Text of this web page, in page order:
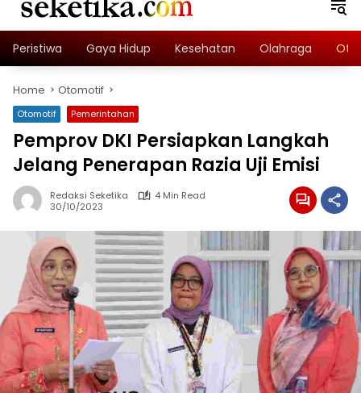
Peristiwa Gaya Hidup Kesehatan Olahraga
Home Otomotif
Otomotif Pemerintahan
Pemprov DKI Persiapkan Langkah
Jelang Penerapan Razia Uji Emisi
Redaksi Seketika
4 Min Read
30/10/2023